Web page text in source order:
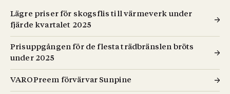
Lägre priser för skogsflis till värmeverk under
fjärde kvartalet 2025
Prisuppgången för de flesta trädbränslen bröts
under 2025
VAROPreem förvärvar Sunpine